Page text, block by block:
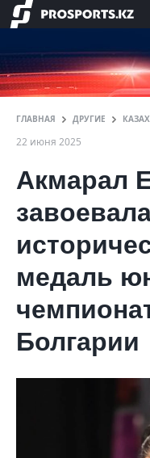
ГЛАВНАЯ ДРУГИЕ
22 июня 2025
Акмарал
медаль
Болгарии